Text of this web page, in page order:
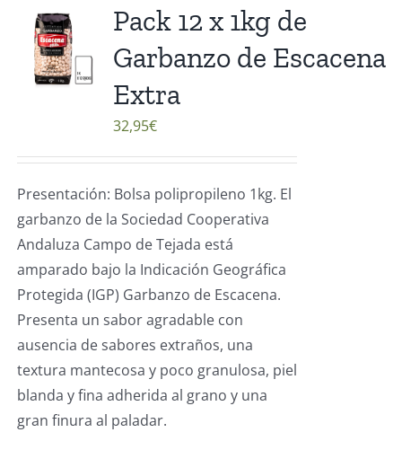
Pack 12 x 1kg de
Garbanzo de Escacena
Extra
32,95€
Presentación: Bolsa polipropileno 1kg. El
garbanzo de la Sociedad Cooperativa
Andaluza Campo de Tejada está
amparado bajo la Indicación Geográfica
Protegida (IGP) Garbanzo de Escacena.
Presenta un sabor agradable con
ausencia de sabores extraños, una
textura mantecosa y poco granulosa, piel
blanda y fina adherida al grano y una
gran finura al paladar.